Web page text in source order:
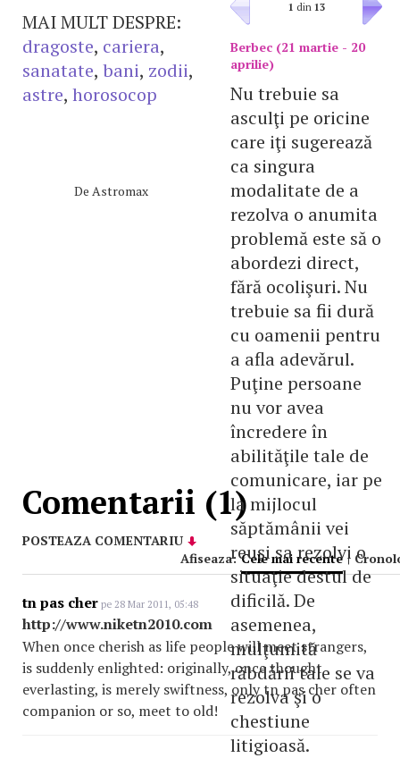
1 din 13
Berbec (21 martie - 20
aprilie)
Nu trebuie sa
asculţi pe oricine
care iţi sugerează
ca singura
modalitate de a
rezolva o anumita
problemă este să o
abordezi direct,
fără ocolişuri. Nu
trebuie sa fii dură
cu oamenii pentru
a afla adevărul.
Puţine persoane
nu vor avea
încredere în
abilităţile tale de
comunicare, iar pe
la mijlocul
săptămânii vei
reuşi sa rezolvi o
situaţie destul de
dificilă. De
asemenea,
mulţumită
răbdării tale se va
rezolva şi o
chestiune
litigioasă.
MAI MULT DESPRE:
dragoste, cariera,
sanatate, bani, zodii,
astre, horosocop
De Astromax
Comentarii (1)
POSTEAZA COMENTARIU
Afiseaza: Cele mai recente |
tn pas cher pe 28 Mar 2011, 05:48
http://www.niketn2010.com
When once cherish as life people will meet strangers,
is suddenly enlighted: originally, once thought
everlasting, is merely swiftness, only tn pas cher often
companion or so, meet to old!